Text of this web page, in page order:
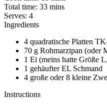
Total time: 33 mins
Serves: 4
Ingredients
4 quadratische Platten
70 g Rohmarzipan (oder
1 Ei (meins hatte Größe
1 gehäufter EL Schmand
4 große oder 8 kleine
Instructions